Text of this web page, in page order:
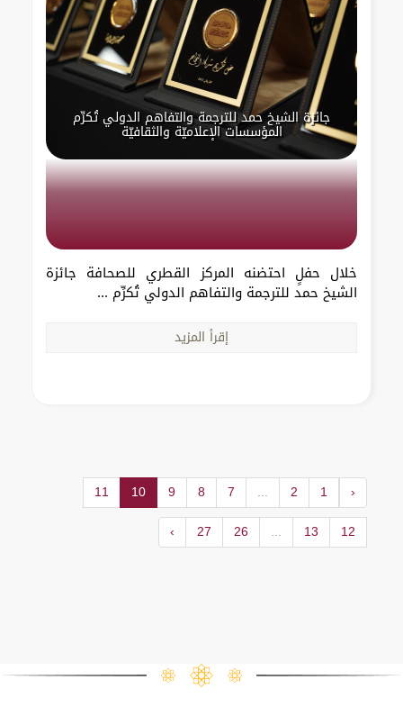
جائزة الشيخ حمد للترجمة والتفاهم الدولي تُكرِّم
المؤسسات الإعلاميّة والثقافيّة
خلال حفلٍ احتضنه المركز القطري للصحافة جائزة
الشيخ حمد للترجمة والتفاهم الدولي تُكرِّم ...
إقرأ المزيد
‹
1
2
...
7
8
9
10
11
12
13
...
26
27
›